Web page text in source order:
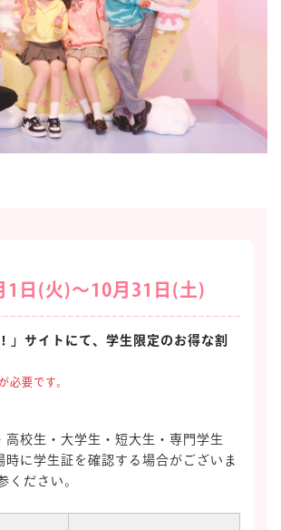
リ
コラボレーション
イベント
1日(火)～10月31日(土)
」サイトにて、学生限定のお得な割
必要です。
高校生・大学生・短大生・専門学生
時に学生証を確認する場合がございま
ください。